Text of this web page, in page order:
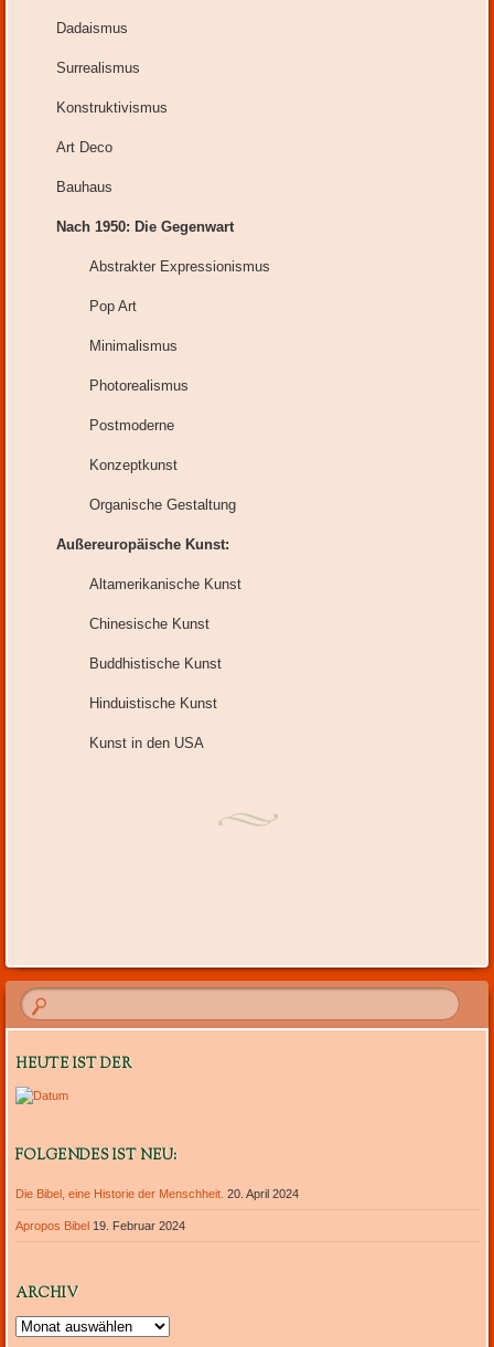
Dadaismus
Surrealismus
Konstruktivismus
Art Deco
Bauhaus
Nach 1950: Die Gegenwart
Abstrakter Expressionismus
Pop Art
Minimalismus
Photorealismus
Postmoderne
Konzeptkunst
Organische Gestaltung
Außereuropäische Kunst:
Altamerikanische Kunst
Chinesische Kunst
Buddhistische Kunst
Hinduistische Kunst
Kunst in den USA
HEUTE IST DER
FOLGENDES IST NEU:
Die Bibel, eine Historie der Menschheit. 20. April 2024
Apropos Bibel 19. Februar 2024
ARCHIV
Archiv